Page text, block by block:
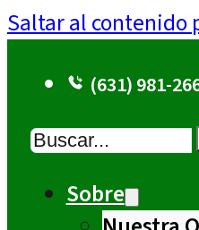
Saltar al contenido
(631) 981-
Buscar
Sobre